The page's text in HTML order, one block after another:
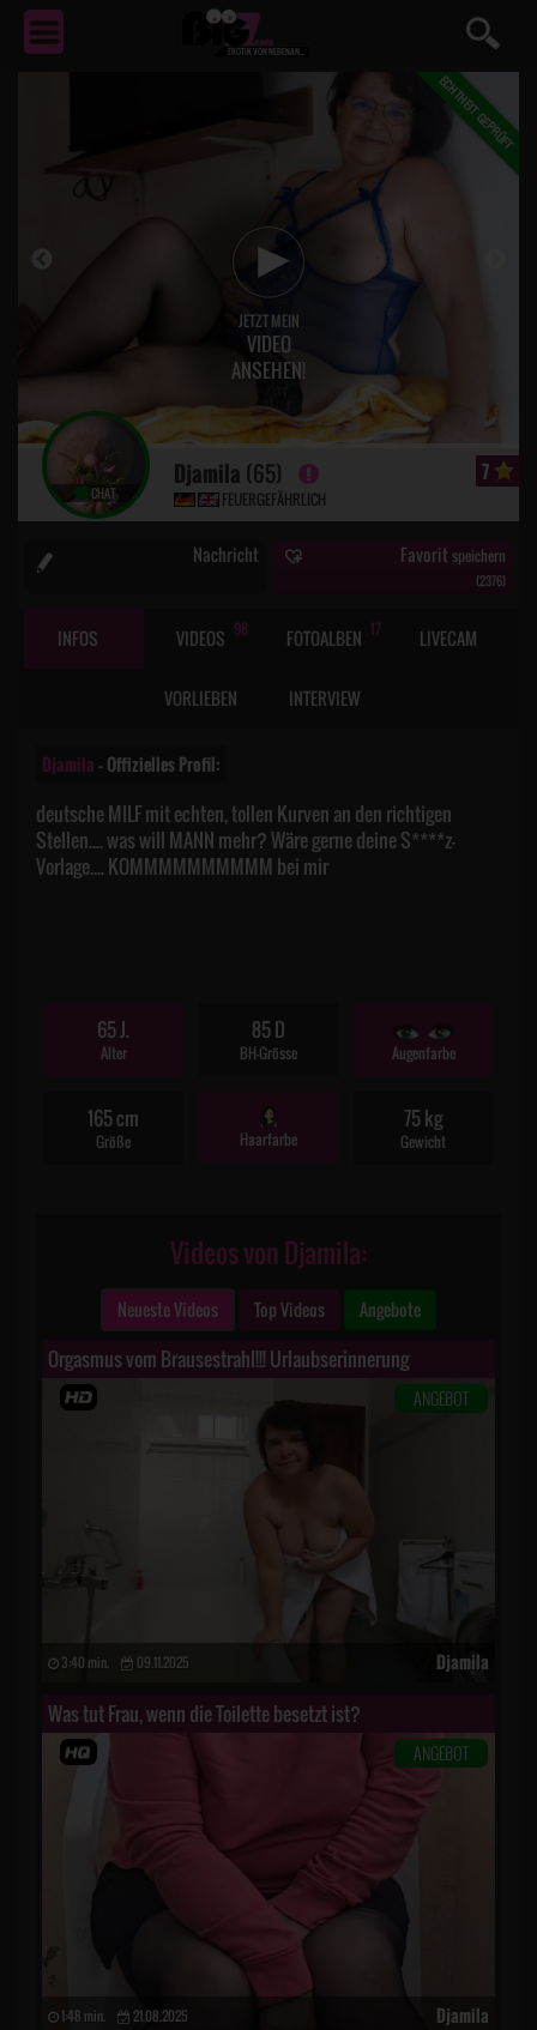
EROTIKVON NEBENAN ...
JETZT MEIN
VIDEO
ANSEHEN!
CHAT
Djamila (65) 7
FEUERGEFÄHRLICH
Nachricht Favorit speichern
(2376)
INFOS VIDEOS 98 FOTOALBEN 17 LIVECAM
VORLIEBEN INTERVIEW
Djamila– Offizielles Profil:
deutsche MILF mit echten, tollen Kurven an den richtigen
Stellen.... was will MANN mehr? Wäre gerne deine S****z-
Vorlage.... KOMMMMMMMMMM bei mir
65 J.
Alter
85 D
BH-Grösse Augenfarbe
165 cm
Größe Haarfarbe
75 kg
Gewicht
Videos von Djamila:
Neueste Videos Top Videos Angebote
Orgasmus vom Brausestrahl!!! Urlaubserinnerung
ANGEBOT
3:40 min. 09.11.2025 Djamila
Was tut Frau, wenn die Toilette besetzt ist?
ANGEBOT
1:48 min. 21.08.2025 Djamila